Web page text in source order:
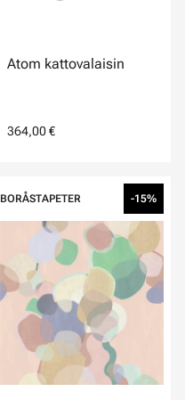
Atom kattovalaisin
364,00 €
BORÅSTAPETER -15%